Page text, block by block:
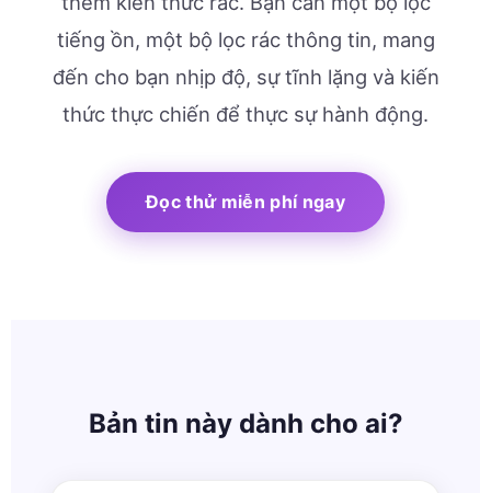
tiếng ồn, một bộ lọc rác thông tin, mang
đến cho bạn nhịp độ, sự tĩnh lặng và kiến
thức thực chiến để thực sự hành động.
Đọc thử miễn phí ngay
Bản tin này dành cho ai?